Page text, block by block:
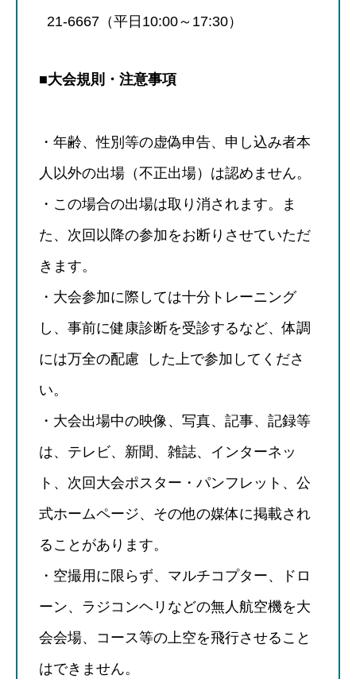
21-6667（平日10:00～17:30）
■大会規則・注意事項
・年齢、性別等の虚偽申告、申し込み者本
人以外の出場（不正出場）は認めません。
・この場合の出場は取り消されます。ま
た、次回以降の参加をお断りさせていただ
きます。
・大会参加に際しては十分トレーニング
し、事前に健康診断を受診するなど、体調
には万全の配慮 した上で参加してくださ
い。
・大会出場中の映像、写真、記事、記録等
は、テレビ、新聞、雑誌、インターネッ
ト、次回大会ポスター・パンフレット、公
式ホームページ、その他の媒体に掲載され
ることがあります。
・空撮用に限らず、マルチコプター、ドロ
ーン、ラジコンヘリなどの無人航空機を大
会会場、コース等の上空を飛行させること
はできません。